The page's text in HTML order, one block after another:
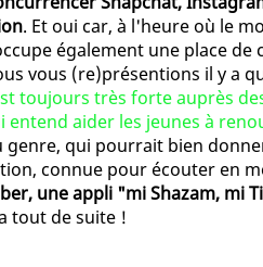
. Et oui car, à l'heure où le
également une place de
vous (re)présentions il y a
toujours très forte auprès
aider les jeunes à
genre, qui pourrait bien
connue pour écouter en
une appli "mi Shazam, mi
tout de suite !